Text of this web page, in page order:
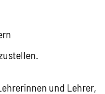
und Lehrer,